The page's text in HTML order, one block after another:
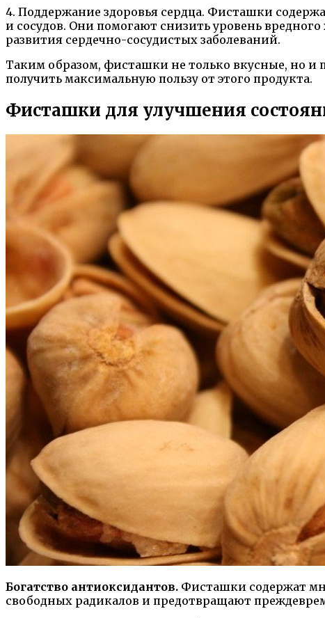
4. Поддержание здоровья сердца. Фисташки
и сосудов. Они помогают снизить уровень
развития сердечно-сосудистых заболеваний.
Таким образом, фисташки не только вкусные, но и
получить максимальную пользу от этого продукта.
Фисташки для улучшения
Богатство антиоксидантов. Фисташки содержат
свободных радикалов и предотвращают